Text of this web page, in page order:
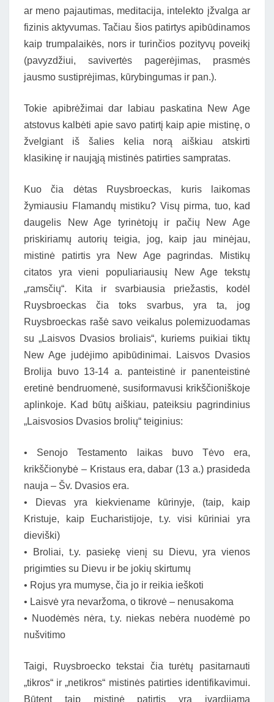
ar meno pajautimas, meditacija, intelekto įžvalga ar
fizinis aktyvumas. Tačiau šios patirtys apibūdinamos
kaip trumpalaikės, nors ir turinčios pozityvų poveikį
(pavyzdžiui, savivertės pagerėjimas, prasmės
jausmo sustiprėjimas, kūrybingumas ir pan.).
Tokie apibrėžimai dar labiau paskatina New Age
atstovus kalbėti apie savo patirtį kaip apie mistinę, o
žvelgiant iš šalies kelia norą aiškiau atskirti
klasikinę ir naująją mistinės patirties sampratas.
Kuo čia dėtas Ruysbroeckas, kuris laikomas
žymiausiu Flamandų mistiku? Visų pirma, tuo, kad
daugelis New Age tyrinėtojų ir pačių New Age
priskiriamų autorių teigia, jog, kaip jau minėjau,
mistinė patirtis yra New Age pagrindas. Mistikų
citatos yra vieni populiariausių New Age tekstų
„ramsčių“. Kita ir svarbiausia priežastis, kodėl
Ruysbroeckas čia toks svarbus, yra ta, jog
Ruysbroeckas rašė savo veikalus polemizuodamas
su „Laisvos Dvasios broliais“, kuriems puikiai tiktų
New Age judėjimo apibūdinimai. Laisvos Dvasios
Brolija buvo 13-14 a. panteistinė ir panenteistinė
eretinė bendruomenė, susiformavusi krikščioniškoje
aplinkoje. Kad būtų aiškiau, pateiksiu pagrindinius
„Laisvosios Dvasios brolių“ teiginius:
• Senojo Testamento laikas buvo Tėvo era,
krikščionybė – Kristaus era, dabar (13 a.) prasideda
nauja – Šv. Dvasios era.
• Dievas yra kiekviename kūrinyje, (taip, kaip
Kristuje, kaip Eucharistijoje, t.y. visi kūriniai yra
dieviški)
• Broliai, t.y. pasiekę vienį su Dievu, yra vienos
prigimties su Dievu ir be jokių skirtumų
• Rojus yra mumyse, čia jo ir reikia ieškoti
• Laisvė yra nevaržoma, o tikrovė – nenusakoma
• Nuodėmės nėra, t.y. niekas nebėra nuodėmė po
nušvitimo
Taigi, Ruysbroecko tekstai čia turėtų pasitarnauti
„tikros“ ir „netikros“ mistinės patirties identifikavimui.
Būtent taip mistinė patirtis yra įvardijama